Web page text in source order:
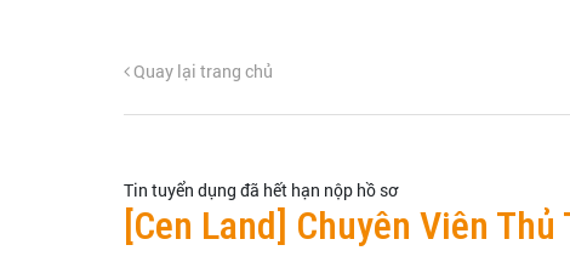
Quay lại trang chủ
Tin tuyển dụng đã hết hạn nộp hồ sơ
[Cen Land] Chuyên Viên